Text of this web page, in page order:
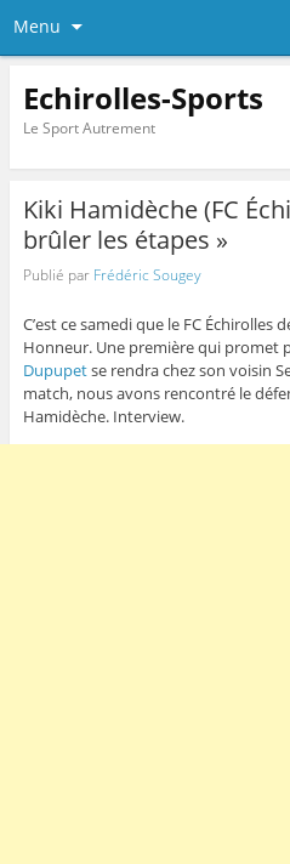
Menu
Echirolles-Sports
Le Sport Autrement
Kiki Hamidèche (FC
brûler les étapes »
Publié par Frédéric Sougey
C’est ce samedi que le FC
Honneur. Une première qui promet
Dupupetse rendra chez son voisin
match, nous avons rencontré le
Hamidèche. Interview.